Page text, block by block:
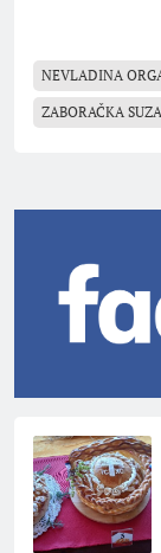
NEVLADINA
ZABORAČKA SUZA